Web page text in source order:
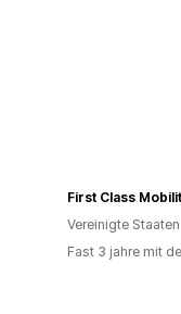
First Class
Vereinigte Staaten
Fast 3 jahre mit